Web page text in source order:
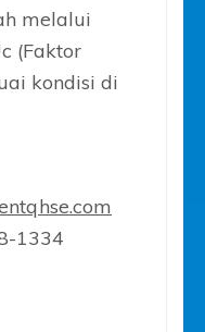
melalui
(Faktor
kondisi di
1334